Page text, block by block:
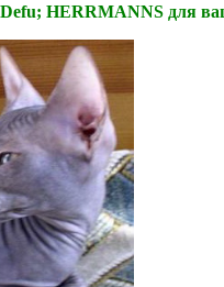
HERRMANNS для